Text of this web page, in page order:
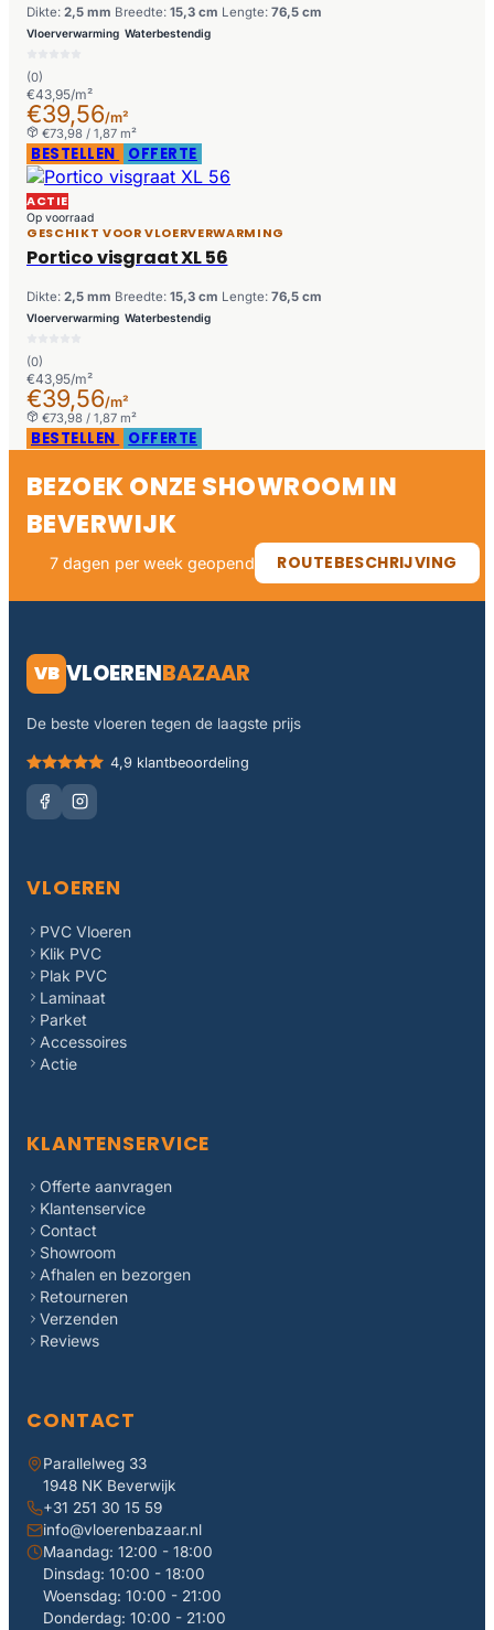
Dikte: 2,5 mm Breedte: 15,3 cm Lengte: 76,5 cm
Vloerverwarming Waterbestendig
(0)
€43,95/m²
€39,56/m²
€73,98 / 1,87 m²
BESTELLEN OFFERTE
ACTIE
Op voorraad
GESCHIKT VOOR VLOERVERWARMING
Portico visgraat XL 56
Dikte: 2,5 mm Breedte: 15,3 cm Lengte: 76,5 cm
Vloerverwarming Waterbestendig
(0)
€43,95/m²
€39,56/m²
€73,98 / 1,87 m²
BESTELLEN OFFERTE
BEZOEK ONZE SHOWROOM IN
BEVERWIJK
7 dagen per week geopend ROUTEBESCHRIJVING
VB VLOERENBAZAAR
De beste vloeren tegen de laagste prijs
4,9 klantbeoordeling
VLOEREN
PVC Vloeren
Klik PVC
Plak PVC
Laminaat
Parket
Accessoires
Actie
KLANTENSERVICE
Offerte aanvragen
Klantenservice
Contact
Showroom
Afhalen en bezorgen
Retourneren
Verzenden
Reviews
CONTACT
Parallelweg 33
1948 NK Beverwijk
+31 251 30 15 59
info@vloerenbazaar.nl
Maandag: 12:00 - 18:00
Dinsdag: 10:00 - 18:00
Woensdag: 10:00 - 21:00
Donderdag: 10:00 - 21:00